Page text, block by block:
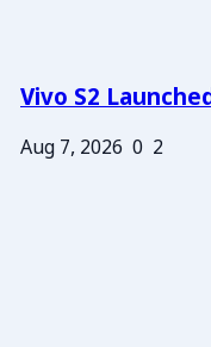
Vivo S2
Aug 7, 2026 0 2